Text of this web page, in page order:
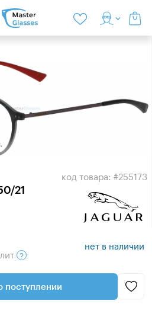
21
код товара: #255173
нет в наличии
поступлении